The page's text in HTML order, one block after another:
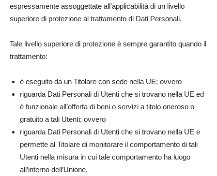
espressamente assoggettate all’applicabilità di un livello
superiore di protezione al trattamento di Dati Personali.
Tale livello superiore di protezione è sempre garantito quando il
trattamento:
è eseguito da un Titolare con sede nella UE; ovvero
riguarda Dati Personali di Utenti che si trovano nella UE ed
è funzionale all’offerta di beni o servizi a titolo oneroso o
gratuito a tali Utenti; ovvero
riguarda Dati Personali di Utenti che si trovano nella UE e
permette al Titolare di monitorare il comportamento di tali
Utenti nella misura in cui tale comportamento ha luogo
all’interno dell’Unione.